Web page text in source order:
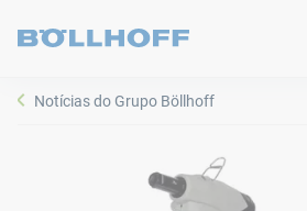
Notícias do Grupo Böllhoff